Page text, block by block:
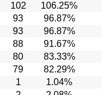
102 106.25%
93 96.87%
93 96.87%
88 91.67%
80 83.33%
79 82.29%
1 1.04%